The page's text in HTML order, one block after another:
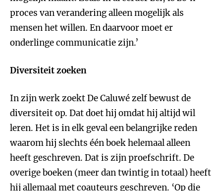
proces van verandering alleen mogelijk als
mensen het willen. En daarvoor moet er
onderlinge communicatie zijn.’
Diversiteit zoeken
In zijn werk zoekt De Caluwé zelf bewust de
diversiteit op. Dat doet hij omdat hij altijd wil
leren. Het is in elk geval een belangrijke reden
waarom hij slechts één boek helemaal alleen
heeft geschreven. Dat is zijn proefschrift. De
overige boeken (meer dan twintig in totaal) heeft
hij allemaal met coauteurs geschreven. ‘Op die